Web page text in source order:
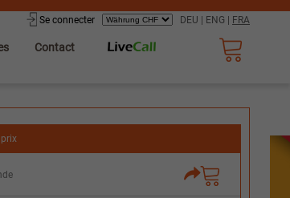
DEU ENG FRA
Se connecter
Contact